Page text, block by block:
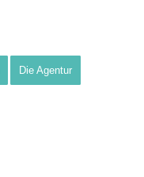
Die Agentur